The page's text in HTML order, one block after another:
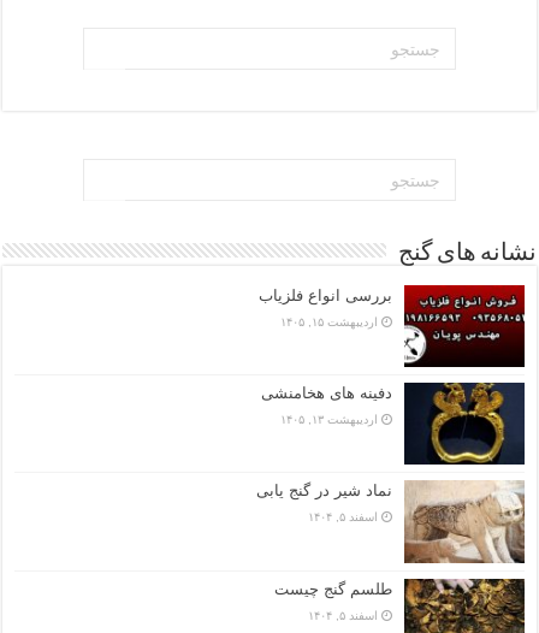
نشانه های گنج
بررسی انواع فلزیاب
اردیبهشت ۱۵, ۱۴۰۵
دفینه های هخامنشی
اردیبهشت ۱۳, ۱۴۰۵
نماد شیر در گنج یابی
اسفند ۵, ۱۴۰۴
طلسم گنج چیست
اسفند ۵, ۱۴۰۴